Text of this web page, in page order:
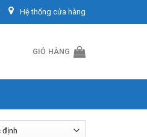
Hệ thống cửa hàng
GIỎ HÀNG